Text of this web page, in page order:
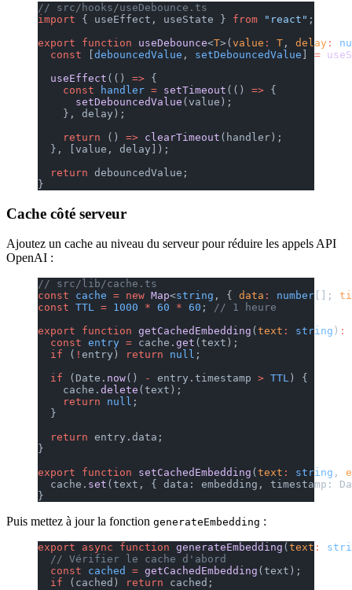
// src/hooks/useDebounce.ts
import { useEffect, useState } from "react" ;
export function useDebounce<T>( value : T , delay :
  const
debouncedValue , setDebouncedValue =
  useEffect
(() => {
    const
handler = setTimeout (() => {
      setDebouncedValue
(value);
    }, delay);
    return
() => clearTimeout (handler);
  }, [value, delay]);
  return
debouncedValue;
}
Cache côté serveur
Ajoutez un cache au niveau du serveur pour réduire les appels API
OpenAI :
// src/lib/cache.ts
const cache = new Map<string , { data : number [];
const TTL = 1000 * 60 * 60 ;
// 1 heure
export function getCachedEmbedding ( text : string ) :
  const
entry = cache. get (text);
  if
( ! entry) return null ;
  if
(Date. now() - entry.timestamp > TTL ) {
    cache.
delete (text);
    return
null ;
  }
  return
entry.data;
}
export function setCachedEmbedding ( text : string ,
  cache.
set (text, { data: embedding, timestamp:
}
Puis mettez à jour la fonction generateEmbedding :
export async function generateEmbedding ( text :
  // Vérifier le cache d'abord
  const
cached = getCachedEmbedding (text);
  if
(cached) return cached;